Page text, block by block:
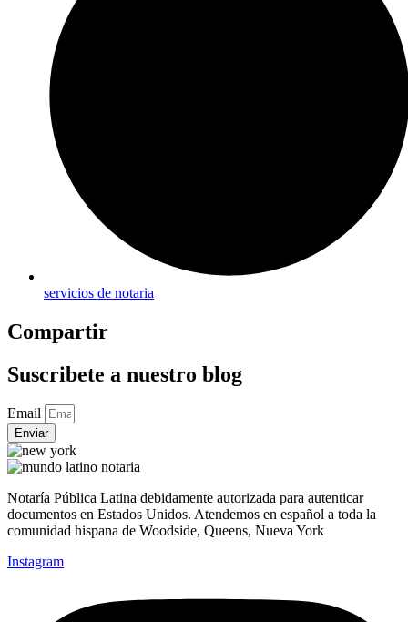
servicios de notaria
Compartir
Suscribete a nuestro blog
Email
Enviar
Notaría Pública Latina debidamente autorizada para autenticar
documentos en Estados Unidos. Atendemos en español a toda la
comunidad hispana de Woodside, Queens, Nueva York
Instagram